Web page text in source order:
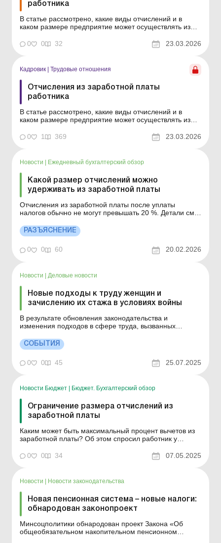
работника
В статье рассмотрено, какие виды отчислений и в
каком размере предприятие может осуществлять из
документально оформить. Баланс-Бюджет № 12 от 24
марта 2026 года Работнику выплачивают зарплату
(сборов), а также ...
0 0 32 23.03.2026
Кадровик Трудовые отношения
Отчисления из заработной платы
работника
В статье рассмотрено, какие виды отчислений и в
каком размере предприятие может осуществлять из
документально оформить. Работнику выплачивают
зарплату после удержания из нее обязательных
наличии), предусмотр...
0 1 369 23.03.2026
Новости Ежедневный бухгалтерский обзор
Какой размер отчислений можно
удерживать из заработной платы
Отчисления из заработной платы после уплаты
налогов обычно не могут превышать 20 %. Детали см.
удержания по нескольким исполнительным листам? В
соответствии со ст. 128 КЗоТ отчисления из заработной
платы после уплаты налогов обычно не могут
превышать...
РАЗЪЯСНЕНИЕ
0 0 60 20.02.2026
Новости | Деловые новости
Новые подходы к труду женщин и
зачислению их стажа в условиях войны
В результате обновления законодательства и
изменения подходов в сфере труда, вызванных
количество женщин, которые подаются на вакансии в
областях, где традиционно преобладали мужчины. В
Украине устранено искажение в трудовом
законодательстве относительно труд...
СОБЫТИЯ
0 0 45 25.07.2025
Новости Бюджет | Бюджет. Бухгалтерский обзор
Ограничение размера отчислений из
заработной платы
Каким может быть максимальный процент вычетов из
заработной платы? Об этом спросил работник у
деятельности в Запорожской области. Инспекторы
разъяснили, что, согласно статье 128 Кодекса законов
платы общий разме...
0 0 34 07.05.2025
Новости Новости законодательства
Новая пенсионная система – новые налоги:
обнародован законопроект
Минсоцполитики обнародован проект Закона «Об
общеобязательном накопительном пенсионном